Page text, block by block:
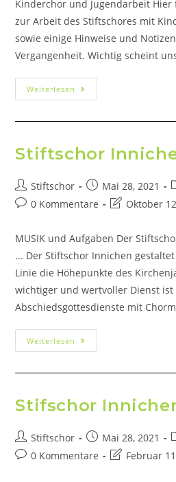
Kinderchor und Jugendarbeit
zur Arbeit des Stiftschores mit
sowie einige Hinweise und
Vergangenheit. Wichtig scheint
Weiterlesen
Stiftschor
Stiftschor Mai 28, 2021
0 Kommentare
Oktober
MUSIK und Aufgaben Der
... Der Stiftschor Innichen
Linie die Höhepunkte des
wichtiger und wertvoller Dienst
Abschiedsgottesdienste mit
Weiterlesen
Stifschor
Stiftschor Mai 28, 2021
0 Kommentare
Februar